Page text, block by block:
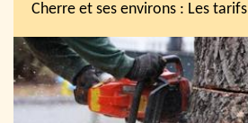
Cherre et ses environs : Les tarifs